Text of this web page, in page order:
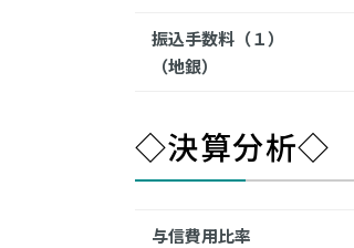
振込手数料（１）
（地銀）
◇決算分析◇
与信費用比率